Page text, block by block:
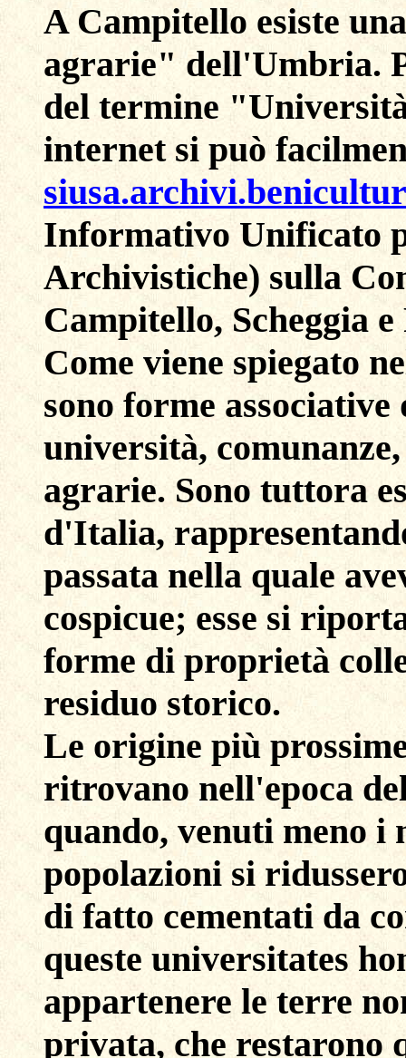
A Campitello esiste
agrarie" dell'Umbria.
del termine
internet si può
Informativo Unificato
Archivistiche) sulla
Campitello, Scheggia
Come viene spiegato
sono forme
università,
agrarie. Sono tuttora
d'Italia,
passata nella quale
cospicue; esse si
forme di proprietà
residuo storico.
Le origine più
ritrovano nell'epoca
quando, venuti meno
popolazioni si
di fatto cementati da
queste universitates
appartenere le terre
privata, che restarono